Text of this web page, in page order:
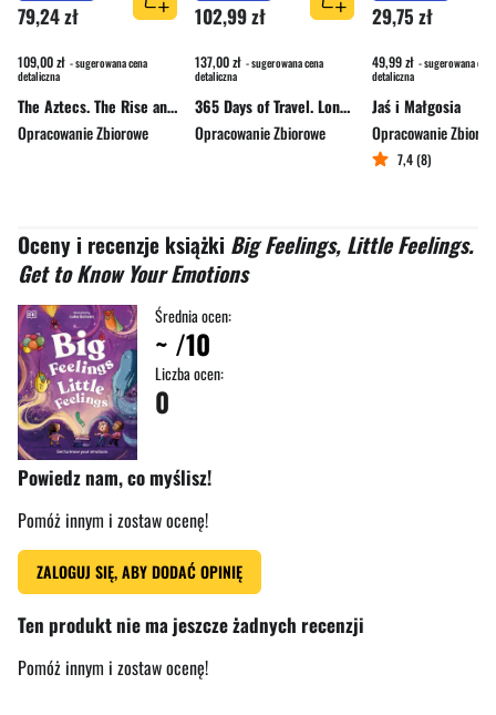
79,24 zł
109,00 zł - sugerowana cena
detaliczna
The Aztecs. The Rise and Fall of a Mighty Empire
Opracowanie Zbiorowe
102,99 zł
137,00 zł - sugerowana cena
detaliczna
365 Days of Travel. Lonely Planet
Opracowanie Zbiorowe
29,75 zł
49,99 zł - sugerowana cena
detaliczna
Jaś i Małgosia
Opracowanie
7,4 (8)
Oceny i recenzje książki Big Feelings, Little Feelings.
Get to Know Your Emotions
Średnia ocen:
~ /10
Liczba ocen:
0
Powiedz nam, co myślisz!
Pomóż innym i zostaw ocenę!
ZALOGUJ SIĘ, ABY DODAĆ OPINIĘ
Ten produkt nie ma jeszcze żadnych recenzji
Pomóż innym i zostaw ocenę!